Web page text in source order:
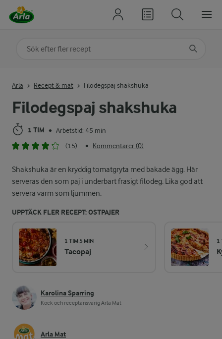
Filodegspaj shakshuka
1 TIM • Arbetstid: 45 min
(15)
• Kommentarer (0)
Shakshuka är en kryddig tomatgryta med bakade ägg. Här
serveras den som paj i underbart frasigt filodeg. Lika god att
servera varm som ljummen.
UPPTÄCK FLER RECEPT: OSTPAJER
1 TIM 5 MIN
Tacopaj
1
Karolina Sparring
Kock och receptansvarig Arla Mat
Arla Mat
Arla Recept & mat Filodegspaj shakshuka
Sök på kategori eller ingrediens